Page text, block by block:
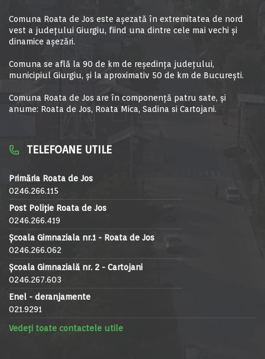
Comuna Roata de Jos este aşezată în extremitatea de nord
vest a judeţului Giurgiu, fiind una dintre cele mai vechi şi
dinamice aşezări.
Comuna se află la 90 de km de reşedinţa judeţului,
municipiul Giurgiu, şi la aproximativ 50 de km de Bucureşti.
Comuna Roata de Jos are în componență patru sate, și
anume: Roata de Jos, Roata Mica, Sadina si Cartojani.
TELEFOANE UTILE
Primăria Roata de Jos
0246.266.115
Post Poliție Roata de Jos
0246.266.419
Școala Gimnaziala nr.1 - Roata de Jos
0246.266.062
Școala Gimnazială nr. 2 - Cartojani
0246.267.603
Enel - deranjamente
021.9291
Vedeți toate contactele utile